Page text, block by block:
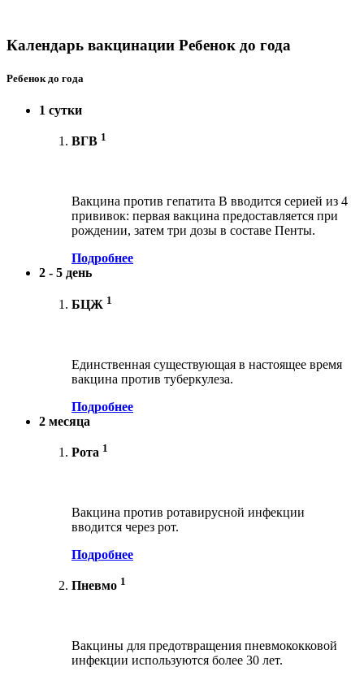
Календарь вакцинации Ребенок до года
Ребенок до года
1 сутки
ВГВ 1
Вакцина против гепатита В вводится серией из 4
прививок: первая вакцина предоставляется при
рождении, затем три дозы в составе Пенты.
Подробнее
2 - 5 день
БЦЖ 1
Единственная существующая в настоящее время
вакцина против туберкулеза.
Подробнее
2 месяца
Рота 1
Вакцина против ротавирусной инфекции
вводится через рот.
Подробнее
Пневмо 1
Вакцины для предотвращения пневмококковой
инфекции используются более 30 лет.